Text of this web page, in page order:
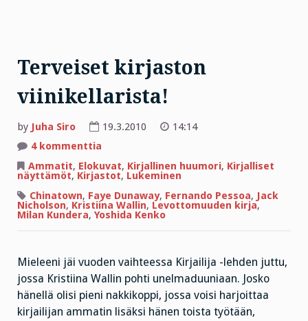
Terveiset kirjaston
viinikellarista!
by Juha Siro 19.3.2010
14:14
4 kommenttia
kirjaston
viinikellarista!
Ammatit, Elokuvat, Kirjallinen huumori, Kirjalliset
näyttämöt, Kirjastot, Lukeminen
Chinatown, Faye Dunaway, Fernando Pessoa, Jack
Nicholson, Kristiina Wallin, Levottomuuden kirja,
Milan Kundera, Yoshida Kenko
Mieleeni jäi vuoden vaihteessa Kirjailija -lehden juttu,
jossa Kristiina Wallin pohti unelmaduuniaan. Josko
hänellä olisi pieni nakkikoppi, jossa voisi harjoittaa
kirjailijan ammatin lisäksi hänen toista työtään,